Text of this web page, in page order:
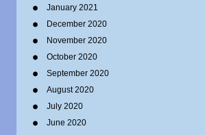
January 2021
December 2020
November 2020
October 2020
September 2020
August 2020
July 2020
June 2020